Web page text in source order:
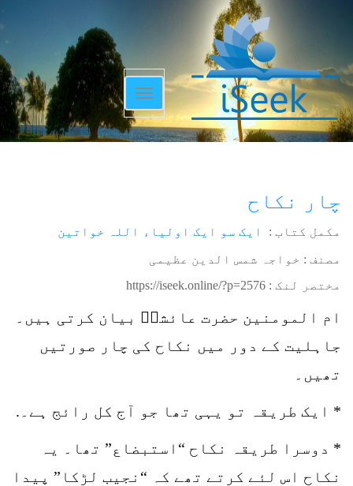
Toggle
navigation
چار نکاح
مکمل کتاب : ایک سو ایک اولیاء اللہ خواتین
مصنف : خواجہ شمس الدین عظیمی
مختصر لنک : https://iseek.online/?p=2576
ام المومنین حضرت عائشہؓ بیان کرتی ہیں۔
جاہلیت کے دور میں نکاح کی چار صورتیں
تھیں۔
* ایک طریقہ تو یہی تھا جو آج کل رائج ہے۔.
* دوسرا طریقہ نکاح “استبضاع” تھا۔ یہ
نکاح اس لئے کرتے تھے کہ “نجیب لڑکا” پیدا